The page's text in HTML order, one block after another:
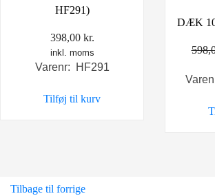
HF291)
398,00 kr.
inkl. moms
Varenr: HF291
Tilføj til kurv
DÆK
Tilbage til forrige